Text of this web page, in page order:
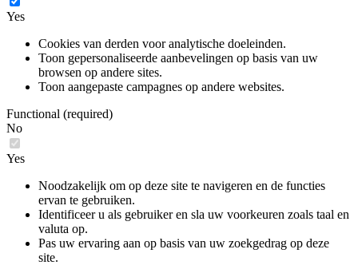
Yes
Cookies van derden voor analytische doeleinden.
Toon gepersonaliseerde aanbevelingen op basis van uw
browsen op andere sites.
Toon aangepaste campagnes op andere websites.
Functional (required)
No
Yes
Noodzakelijk om op deze site te navigeren en de functies
ervan te gebruiken.
Identificeer u als gebruiker en sla uw voorkeuren zoals taal en
valuta op.
Pas uw ervaring aan op basis van uw zoekgedrag op deze
site.